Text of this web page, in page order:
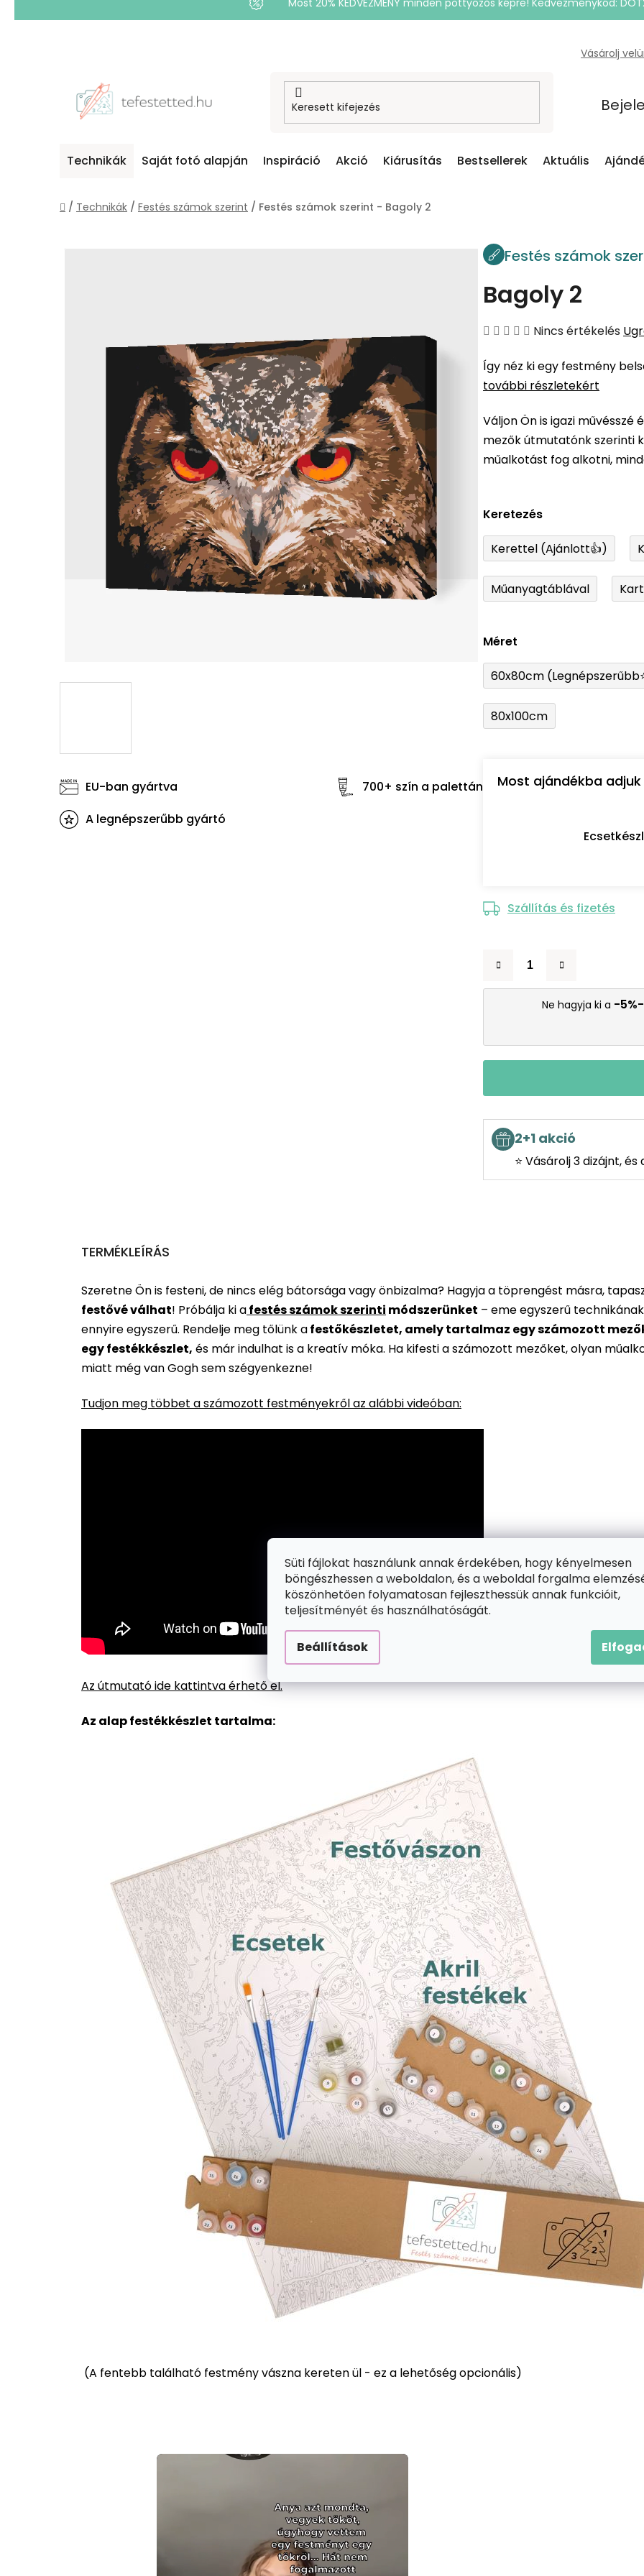
Süti fájlokat használunk annak érdekében, hogy kényelmesen
böngészhessen a weboldalon, és a weboldal forgalma
köszönhetően folyamatosan fejleszthessük annak funkcióit,
teljesítményét és használhatóságát.
Beállítások
Most 20% KEDVEZMÉNY minden pöttyözős képre! Kedvezménykód:
Vásárolj
Technikák Saját fotó alapján Inspiráció Akció Kiárusítás Bestsellerek Aktuális
Kezdőlap
/ Technikák / Festés számok szerint / Festés számok szerint - Bagoly 2
Festés számok
Bagoly 2
A
átlagos
értékelése
ből
0,0
csillag.
Nincs értékelés
Így néz ki egy festmény
további részletekért
Váljon Ön is igazi
mezők útmutatónk szerinti
műalkotást fog alkotni,
Keretezés
Kerettel (Ajánlott👍)
Műanyagtáblával
Méret
60x80cm
80x100cm
Most ajándékba
Szállítás és fizetés
Ne hagyja ki a -
2+1 akció
⭐ Vásárolj 3 dizájnt,
EU-ban gyártva
700+ szín a palettán
A legnépszerűbb gyártó
TERMÉKLEÍRÁS
Szeretne Ön is festeni, de nincs elég bátorsága vagy önbizalma? Hagyja a töprengést másra,
festővé válhat! Próbálja ki afestés számok szerinti módszerünket – eme egyszerű
ennyire egyszerű. Rendelje meg tőlünk afestőkészletet, amely tartalmaz egy számozott
egy festékkészlet, és már indulhat is a kreatív móka. Ha kifesti a számozott mezőket, olyan
miatt még van Gogh sem szégyenkezne!
Tudjon meg többet a számozott festményekről az alábbi videóban:
Az útmutató ide kattintva érhető el.
Az alap festékkészlet tartalma:
(A fentebb található festmény vászna kereten ül - ez a lehetőség opcionális)